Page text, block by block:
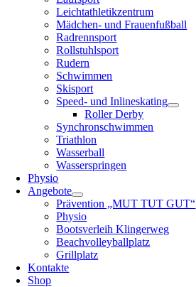
Leichtathletikzentrum
Mädchen- und Frauenfußball
Radrennsport
Rollstuhlsport
Rudern
Schwimmen
Skisport
Speed- und Inlineskating
Roller Derby
Synchronschwimmen
Triathlon
Wasserball
Wasserspringen
Physio
Angebote
Prävention „MUT TUT GUT“
Physio
Bootsverleih Klingerweg
Beachvolleyballplatz
Grillplatz
Kontakte
Shop